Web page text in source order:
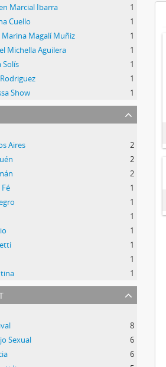
Marcial Ibarra
1
Cuello
1
Marina Magalí Muñiz
1
Michella Aguilera
1
Solís
1
1
Show
1
Aires
2
2
2
1
1
1
1
1
1
1
8
Sexual
6
6